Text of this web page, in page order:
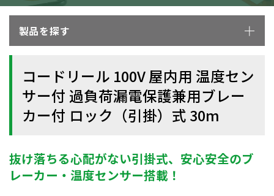
製品を探す
コードリール 100V 屋内用 温度セン
サー付 過負荷漏電保護兼用ブレー
カー付 ロック（引掛）式 30m
抜け落ちる心配がない引掛式、安心安全のブ
レーカー・温度センサー搭載！